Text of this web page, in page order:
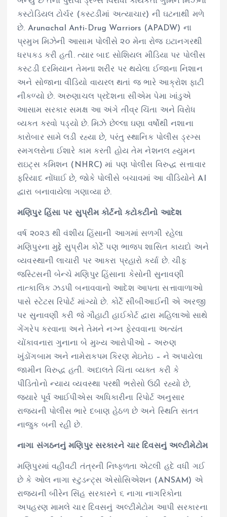
કસ્ટોડિયલ ટોર્ચર (કસ્ટડીમાં અત્યાચાર) ની ઘટનાથી મળે
છે. Arunachal Anti-Drug Warriors (APADW) ના
પ્રમુખ મિઝેની આસામ પોલીસે ૨૦ મેના રોજ ઇટાનગરથી
ધરપકડ કરી હતી. ત્યાર બાદ સોશિયલ મીડિયા પર પોલીસ
કસ્ટડી દરમિયાન તેમના શરીર પર થયેલા ઈજાના નિશાન
અને સોજાના વીડિયો વાયરલ થતાં જ ભારે આક્રોશ ફાટી
નીકળ્યો છે. અરુણાચલ પ્રદેશના સીએમ પેમા ખાંડુએ
આસામ સરકાર સમક્ષ આ અંગે તીવ્ર ચિંતા અને વિરોધ
વ્યક્ત કરવો પડ્યો છે. મિઝે છેલ્લા ઘણા વર્ષોથી નશાના
કારોબાર સામે લડી રહ્યા છે, પરંતુ સ્થાનિક પોલીસ ડ્રગ્સ
સ્મગલરોના ઈશારે કામ કરતી હોય તેમ નેશનલ હ્યુમન
રાઇટ્સ કમિશન (NHRC) માં પણ પોલીસ વિરુદ્ધ સત્તાવાર
ફરિયાદ નોંધાઈ છે, જોકે પોલીસે બચાવમાં આ વીડિયોને AI
દ્વારા બનાવાયેલા ગણાવ્યા છે.
મણિપુર હિંસા પર સુપ્રીમ કોર્ટનો કટોકટીનો આદેશ
વર્ષ ૨૦૨૩ થી વંશીય હિંસાની આગમાં સળગી રહેલા
મણિપુરના મુદ્દે સુપ્રીમ કોર્ટે પણ ભાજપ શાસિત કાયદો અને
વ્યવસ્થાની લાચારી પર આકરા પ્રહારો કર્યા છે. ચીફ
જસ્ટિસની બેન્ચે મણિપુર હિંસાના કેસોની સુનાવણી
તાત્કાલિક ઝડપી બનાવવાનો આદેશ આપતા સત્તાવાળાઓ
પાસે સ્ટેટસ રિપોર્ટ માંગ્યો છે. કોર્ટે સીબીઆઈની એ અરજી
પર સુનાવણી કરી જે ગૌહાટી હાઈકોર્ટ દ્વારા મહિલાઓ સાથે
ગેંગરેપ કરવાના અને તેમને નગ્ન ફેરવવાના અત્યંત
ચોંકાવનારા ગુનાના બે મુખ્ય આરોપીઓ – અરુણ
ખુંડોંગબામ અને નામેરાકપમ કિરણ મેઇતેઇ – ને અપાયેલા
જામીન વિરુદ્ધ હતી. અદાલતે ચિંતા વ્યક્ત કરી કે
પીડિતોનો ન્યાય વ્યવસ્થા પરથી ભરોસો ઉઠી રહ્યો છે,
જ્યારે પૂર્વ આઈપીએસ અધિકારીના રિપોર્ટ અનુસાર
રાજ્યની પોલીસ ભારે દબાણ હેઠળ છે અને સ્થિતિ સતત
નાજુક બની રહી છે.
નાગા સંગઠનનું મણિપુર સરકારને ચાર દિવસનું અલ્ટીમેટોમ
મણિપુરમાં વહીવટી તંત્રની નિષ્ફળતા એટલી હદે વધી ગઈ
છે કે ઓલ નાગા સ્ટુડન્ટ્સ એસોસિએશન (ANSAM) એ
રાજ્યની બીરેન સિંહ સરકારને ૬ નાગા નાગરિકોના
અપહરણ મામલે ચાર દિવસનું અલ્ટીમેટોમ આપી સરકારના